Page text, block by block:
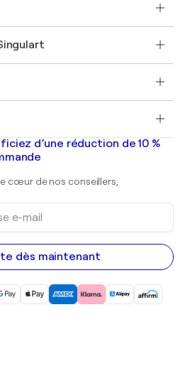
commercial
d'art original
d’une réduction de 10 %
cœur de nos conseillers,
dès maintenant